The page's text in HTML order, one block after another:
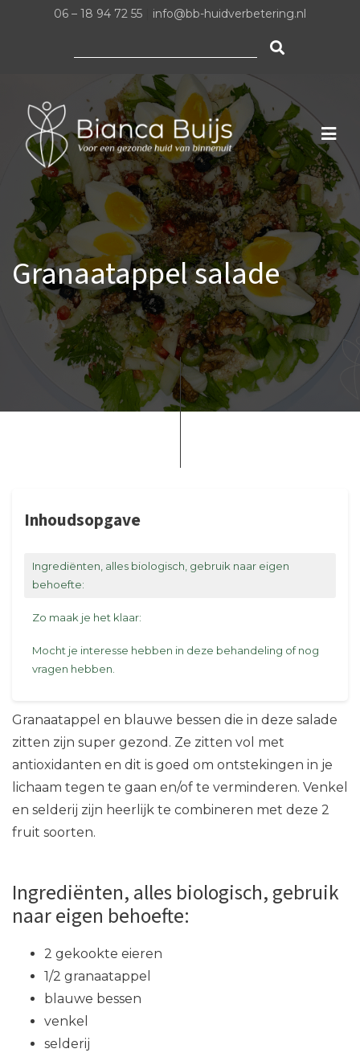
06 – 18 94 72 55 info@bb-huidverbetering.nl
Granaatappel salade
Granaatappel en blauwe bessen die in deze salade
zitten zijn super gezond. Ze zitten vol met
antioxidanten en dit is goed om ontstekingen in je
lichaam tegen te gaan en/of te verminderen. Venkel
en selderij zijn heerlijk te combineren met deze 2
fruit soorten.
Ingrediënten, alles biologisch, gebruik
naar eigen behoefte:
2 gekookte eieren
1/2 granaatappel
blauwe bessen
venkel
selderij
Inhoudsopgave
Ingrediënten, alles biologisch, gebruik naar eigen
behoefte:
Zo maak je het klaar:
Mocht je interesse hebben in deze behandeling of nog
vragen hebben.